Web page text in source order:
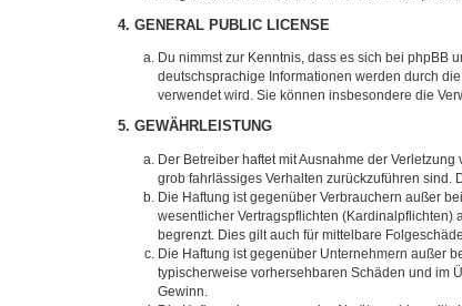
4. GENERAL PUBLIC LICENSE
Du nimmst zur Kenntnis, dass es sich bei phpBB
deutschsprachige Informationen werden durch
verwendet wird. Sie können insbesondere die
5. GEWÄHRLEISTUNG
Der Betreiber haftet mit Ausnahme der
grob fahrlässiges Verhalten zurückzuführen sind.
Die Haftung ist gegenüber Verbrauchern außer
wesentlicher Vertragspflichten (Kardinalpflichten)
begrenzt. Dies gilt auch für mittelbare
Die Haftung ist gegenüber Unternehmern außer
typischerweise vorhersehbaren Schäden und im
Gewinn.